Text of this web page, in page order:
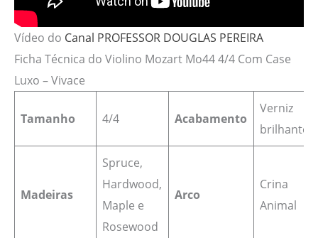
Vídeo do Canal PROFESSOR DOUGLAS PEREIRA
Ficha Técnica do Violino Mozart Mo44 4/4 Com Case
Luxo – Vivace
Tamanho 4/4 Acabamento
Verniz
brilhante
Madeiras
Spruce,
Hardwood,
Maple e
Rosewood
Arco
Crina
Animal